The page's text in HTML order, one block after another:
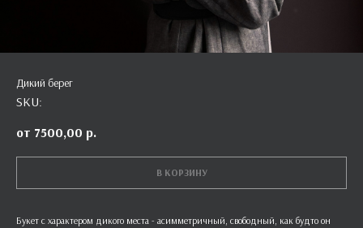
Дикий берег
SKU:
7500,00 р.
В КОРЗИНУ
Букет с характером дикого места - асимметричный, свободный, как будто он